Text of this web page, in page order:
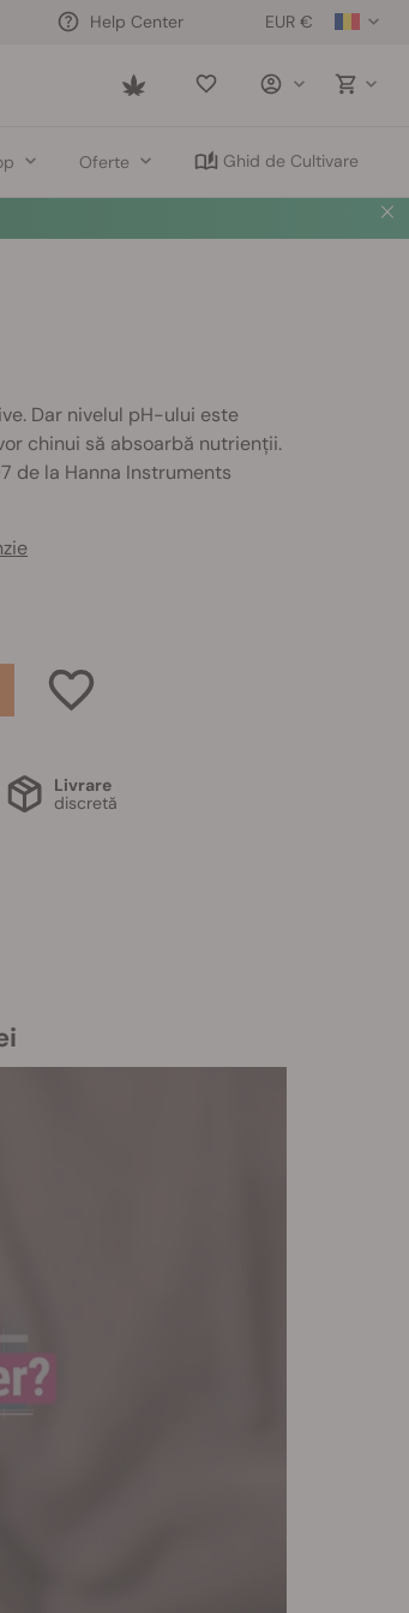
EUR €
Help Center
Saved
Oferte Ghid de Cultivare
Dar nivelul pH-ului este
chinui să absoarbă nutrienții.
de la Hanna Instruments
Livrare
discretă